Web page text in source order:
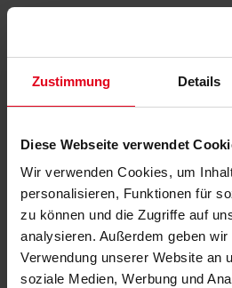
Zustimmung Details
Diese Webseite verwendet
Wir verwenden Cookies, um
personalisieren, Funktionen für
zu können und die Zugriffe auf
analysieren. Außerdem geben
Verwendung unserer Website an
soziale Medien, Werbung und